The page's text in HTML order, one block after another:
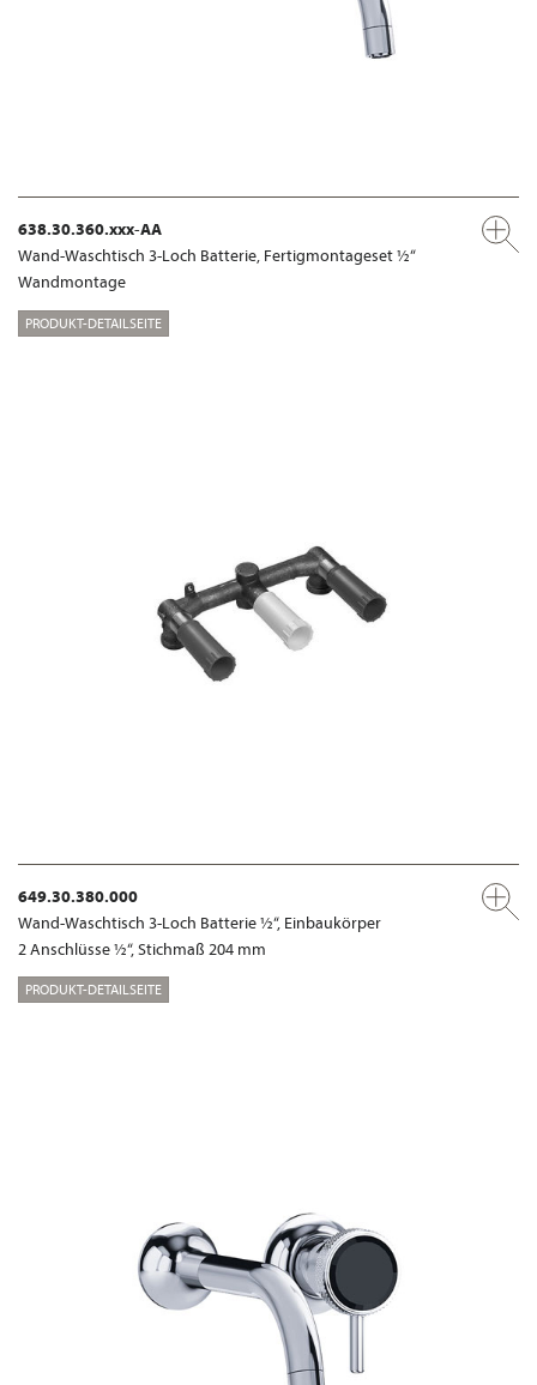
638.30.360.xxx-AA
Wand-Waschtisch 3-Loch Batterie, Fertigmontageset ½“
Wandmontage
PRODUKT-DETAILSEITE
649.30.380.000
Wand-Waschtisch 3-Loch Batterie ½“, Einbaukörper
2 Anschlüsse ½“, Stichmaß 204 mm
PRODUKT-DETAILSEITE